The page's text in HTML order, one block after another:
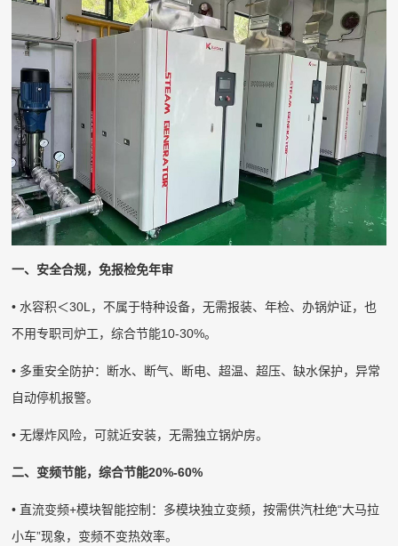
一、安全合规，免报检免年审
• 水容积＜30L，不属于特种设备，无需报装、年检、办锅炉证，也
不用专职司炉工，综合节能10-30%。
• 多重安全防护：断水、断气、断电、超温、超压、缺水保护，异常
自动停机报警。
• 无爆炸风险，可就近安装，无需独立锅炉房。
二、变频节能，综合节能20%-60%
• 直流变频+模块智能控制：多模块独立变频，按需供汽杜绝“大马拉
小车”现象，变频不变热效率。